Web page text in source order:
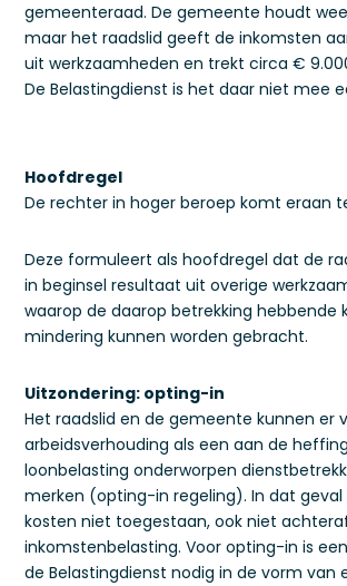
gemeenteraad. De gemeente houdt
maar het raadslid geeft de inkomsten
uit werkzaamheden en trekt circa €
De Belastingdienst is het daar niet mee
Hoofdregel
De rechter in hoger beroep komt eraan
Deze formuleert als hoofdregel dat de
in beginsel resultaat uit overige
waarop de daarop betrekking hebbende
mindering kunnen worden gebracht.
Uitzondering: opting-in
Het raadslid en de gemeente kunnen er
arbeidsverhouding als een aan de
loonbelasting onderworpen
merken (opting-in regeling). In dat geval
kosten niet toegestaan, ook niet
inkomstenbelasting. Voor opting-in is
de Belastingdienst nodig in de vorm van